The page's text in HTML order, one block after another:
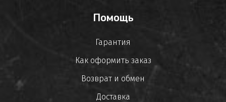
Помощь
Гарантия
Как оформить заказ
Возврат и обмен
Доставка